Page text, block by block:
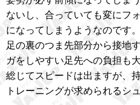
ないし、合っていても変にフ
になってしまうようなのです。
足の裏のつま先部分から接地
ガをしやすい足先への負担も
総じてスピードは出ますが、
トレーニングが求められるシ